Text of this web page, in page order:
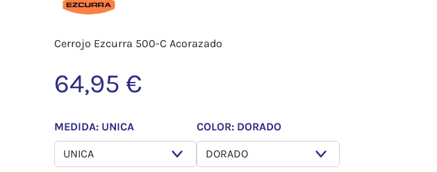
Cerrojo Ezcurra 500-C Acorazado
64,95 €
MEDIDA: UNICA COLOR: DORADO